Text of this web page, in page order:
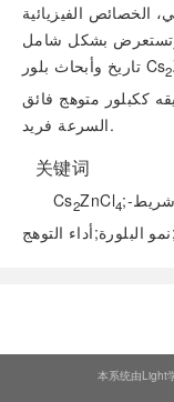
الخصائص الفيزيائية
وتستعرض بشكل شامل
تاريخ وأبحاث بلور Cs2
ككبلور متوهج فائق
السرعة فريد.
关键词
Cs2ZnCl4;كبلور متوهج فائق السرعة;إصدار ضوئي من شريط-
البلورة;أداء التوهج
本系统由Light